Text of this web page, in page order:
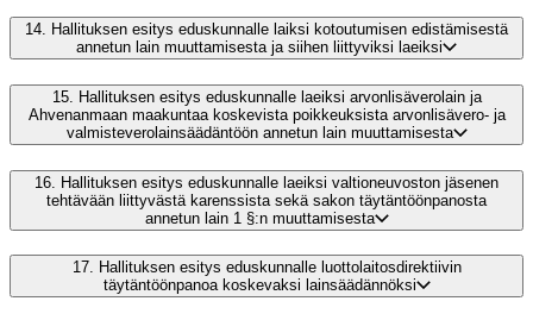
14. Hallituksen esitys eduskunnalle laiksi kotoutumisen edistämisestä
annetun lain muuttamisesta ja siihen liittyviksi laeiksi
15.
Hallituksen esitys eduskunnalle laeiksi arvonlisäverolain ja
Ahvenanmaan maakuntaa koskevista poikkeuksista arvonlisävero- ja
valmisteverolainsäädäntöön annetun lain muuttamisesta
16. Hallituksen esitys eduskunnalle laeiksi valtioneuvoston jäsenen
tehtävään liittyvästä karenssista sekä sakon täytäntöönpanosta
annetun lain 1 §:n muuttamisesta
17. Hallituksen esitys eduskunnalle luottolaitosdirektiivin
täytäntöönpanoa koskevaksi lainsäädännöksi